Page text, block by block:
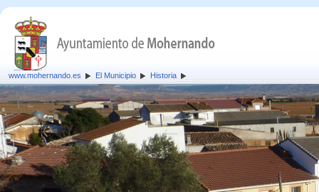
www.mohernando.es El Municipio Historia